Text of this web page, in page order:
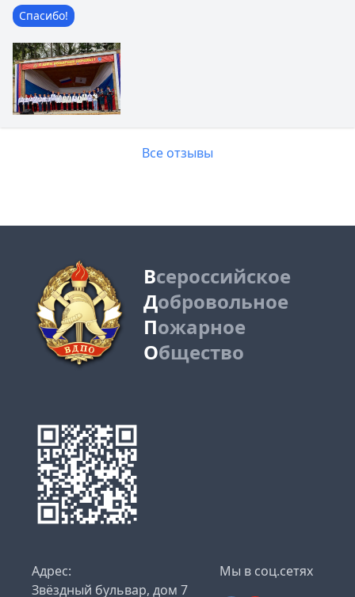
Спасибо!
Все отзывы
Всероссийское
Добровольное
Пожарное
Общество
Адрес:
Звёздный бульвар, дом 7
Мы в соц.сетях